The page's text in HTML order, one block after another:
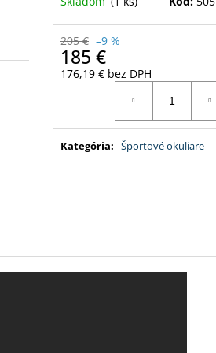
205 € –9 %
185 €
176,19 € bez DPH
Kategória: Športové okuliare
MOUNTAIN WOOL SPODKY
75 €